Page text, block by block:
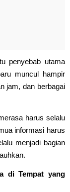
penyebab utama
muncul hampir
jam, dan berbagai
harus selalu
informasi harus
menjadi bagian
di Tempat yang